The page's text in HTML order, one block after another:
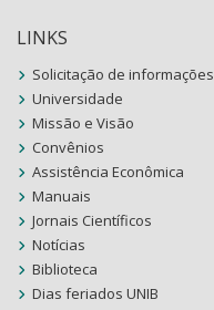
LINKS
Solicitação de informações
Universidade
Missão e Visão
Convênios
Assistência Econômica
Manuais
Jornais Científicos
Notícias
Biblioteca
Dias feriados UNIB